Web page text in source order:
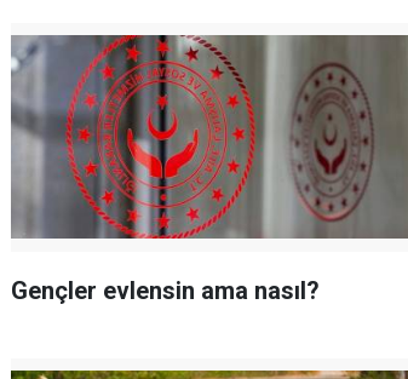
Gençler evlensin ama nasıl?